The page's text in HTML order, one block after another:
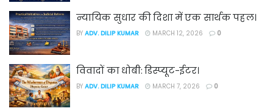
न्यायिक सुधार की दिशा में एक सार्थक पहल।
BY ADV. DILIP KUMAR MARCH 12, 2026 0
विवादों का धोबी: डिस्प्यूट-ईटर।
BY ADV. DILIP KUMAR MARCH 7, 2026 0